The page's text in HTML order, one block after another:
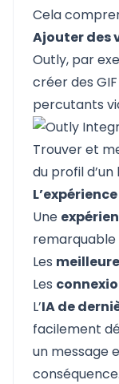
Cela
Ajouter des
Outly, par
créer des
percutants
Trouver et
du profil
Une
remarquable
Les
Les
L’IA de
facilement
un message
conséquence.